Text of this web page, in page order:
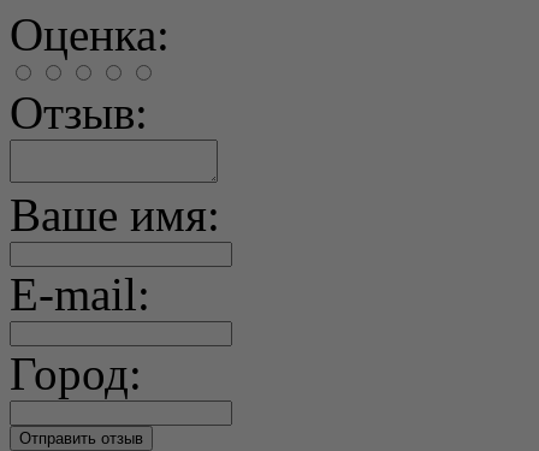
Оценка:
Отзыв:
Ваше имя:
E-mail:
Город: